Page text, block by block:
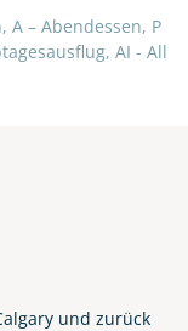
und seine
A – Abendessen, P
AI - All
und zurück